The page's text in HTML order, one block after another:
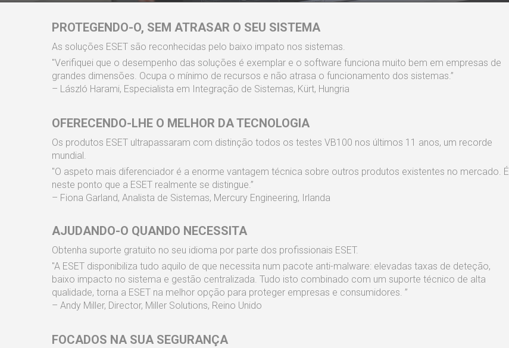
PROTEGENDO-O, SEM ATRASAR O SEU SISTEMA
As soluções ESET são reconhecidas pelo baixo impato nos sistemas.
"Verifiquei que o desempenho das soluções é exemplar e o software funciona muito bem em empresas de
grandes dimensões. Ocupa o mínimo de recursos e não atrasa o funcionamento dos sistemas.”
– László Harami, Especialista em Integração de Sistemas, Kürt, Hungria
OFERECENDO-LHE O MELHOR DA TECNOLOGIA
Os produtos ESET ultrapassaram com distinção todos os testes VB100 nos últimos 11 anos, um recorde
mundial.
"O aspeto mais diferenciador é a enorme vantagem técnica sobre outros produtos existentes no mercado. É
neste ponto que a ESET realmente se distingue.”
– Fiona Garland, Analista de Sistemas, Mercury Engineering, Irlanda
AJUDANDO-O QUANDO NECESSITA
Obtenha suporte gratuito no seu idioma por parte dos profissionais ESET.
"A ESET disponibiliza tudo aquilo de que necessita num pacote anti-malware: elevadas taxas de deteção,
baixo impacto no sistema e gestão centralizada. Tudo isto combinado com um suporte técnico de alta
qualidade, torna a ESET na melhor opção para proteger empresas e consumidores. ”
– Andy Miller, Director, Miller Solutions, Reino Unido
FOCADOS NA SUA SEGURANÇA